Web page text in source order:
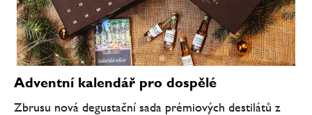
Adventní kalendář pro dospělé
Zbrusu nová degustační sada prémiových destilátů z